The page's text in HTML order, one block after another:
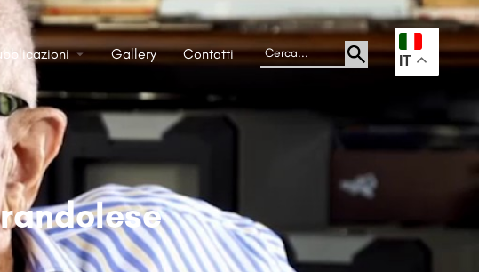
Gallery Contatti . IT